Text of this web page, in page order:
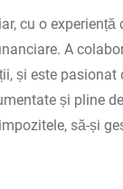
cu o experiență
A
și este pasionat
și pline
să-și